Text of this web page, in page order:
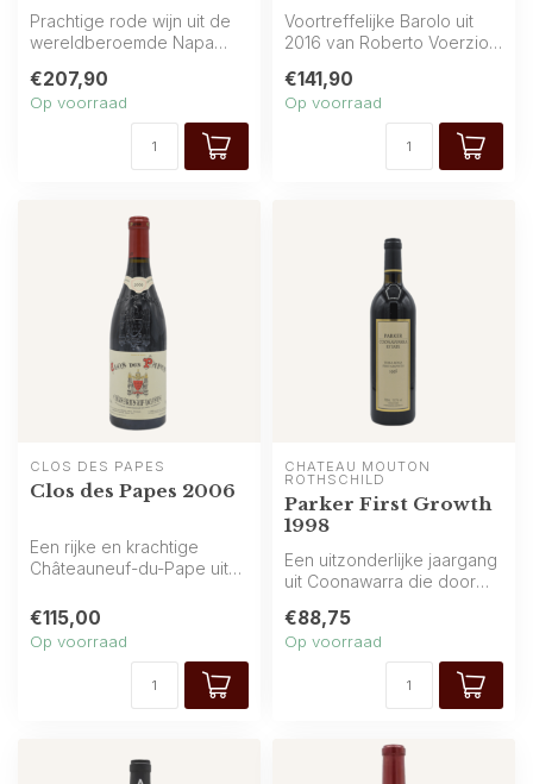
Prachtige rode wijn uit de
wereldberoemde Napa
Spottswoo...
€207,90
Op voorraad
Voortreffelijke Barolo uit
2016 van Roberto Voerzio,
€141,90
Op voorraad
CLOS DES PAPES
Clos des Papes 2006
Een rijke en krachtige
Châteauneuf-du-Pape uit
die...
€115,00
Op voorraad
CHÂTEAU MOUTON
ROTHSCHILD
Parker First Growth
1998
Een uitzonderlijke jaargang
uit Coonawarra die door
beoordeel...
€88,75
Op voorraad